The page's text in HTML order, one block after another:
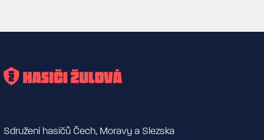
Sdružení hasičů Čech, Moravy a Slezska